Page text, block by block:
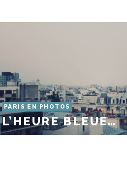
PARIS EN PHOTOS
L’HEURE BLEUE…